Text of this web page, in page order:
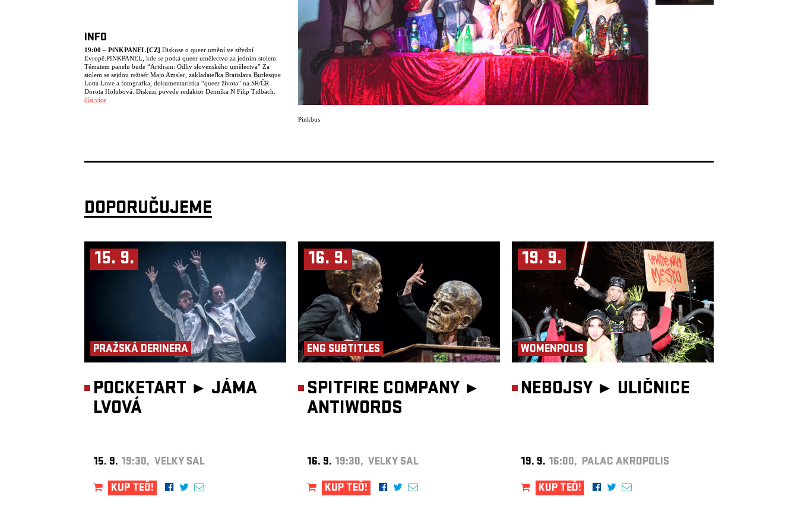
INFO
19:00 – PiNKPANEL [CZ] Diskuse o queer umění ve střední
Evropě.PINKPANEL, kde se potká queer umělectvo za jedním stolem.
Tématem panelu bude “Artdrain: Odliv slovenského umělectva” Za
stolem se sejdou režisér Majo Amsler, zakladateľka Bratislava Burlesque
Lotta Love a fotografka, dokumentaristka “queer života” na SR/ČR
Dorota Holubová. Diskuzi povede redaktor Denníka N Filip Titlbach.
Needle, Lotta Love a TONIC a několik exkluzivních překvapení! Po
úvodném posvěcení se můžete těšit na “mši” afterparty s DJs z kolektivu
“Temple of”.
Začíname koncertem slovenské indie senzace ERØ, který bude doplněn
o taneční výstupy slovenské choreografky, tanečnice a dlouholeté
spolupracovnice platformy Dominiky Malenovské. Vedení večera pak
převezme členka PiNKBUS platformy, režisérka, performerka a
především skvělá hudebnice LEDET. Na její barokní film o Marie-
Antoinette naváže rovnoměrná performance a party v rytmu house a
Závěrečný den bude patřit moderované diskuzi PINKPANEL, kde se
potká queer umělectvo za jedním stolem. Tématem panelu bude
“Artdrain: Odliv slovenského umělectva” Za stolem se sejdou režisér
Majo Amsler, zakladateľka Bratislava Burlesque a bohyňa PiNKBUSu
Lotta Love a fotografka a dokumentaristka “queer života” na SR/ČR
Dorota Holubová. Diskuzi povede redaktor Deníku N, autor publikace
Byli jsme tu vždycky a No.1 PiNKBUS Daddy Filip Titlbach.
Grudzińského – choreografické vyvolávání duchů polských baletních
legend a queer rituál paměti, touhy a odporu.
Součástí letošního programu bude workshop THREESOME workout pod
vedením Wojciecha Grudzińského, který skrze rytmy oberku a
kde jsme přijímáni, vytvořili jsme si drag a ballroom, místo mší jsme si
vytvořili parties v rytmu house music, naše samotná existence je aktem
kultury, našich vlastních rituálů. Pokaždé když tančíme pod DJstvím,
prosíme naše ikony o rozhřešní, pokaždé když se objevujeme na stagei
číst více
Pinkbus
DOPORUČUJEME
15. 9.
PRAŽSKÁ DERINERA
POCKETART ► JÁMA
LVOVÁ
15. 9. 19:30, VELKÝ SÁL
KUP TEĎ!
16. 9.
ENG SUBTITLES
SPITFIRE COMPANY ►
ANTIWORDS
16. 9. 19:30, VELKÝ SÁL
KUP TEĎ!
19. 9.
WOMENPOLIS
NEBOJSY ► ULIČNICE
19. 9. 16:00, PALÁC AKROPOLIS
KUP TEĎ!